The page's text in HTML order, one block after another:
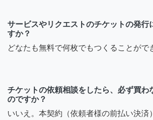
サービスやリクエストのチケットの発行
すか？
どなたも無料で何枚でもつくることがで
チケットの依頼相談をしたら、必ず買わ
のですか？
いいえ。本契約（依頼者様の前払い決済